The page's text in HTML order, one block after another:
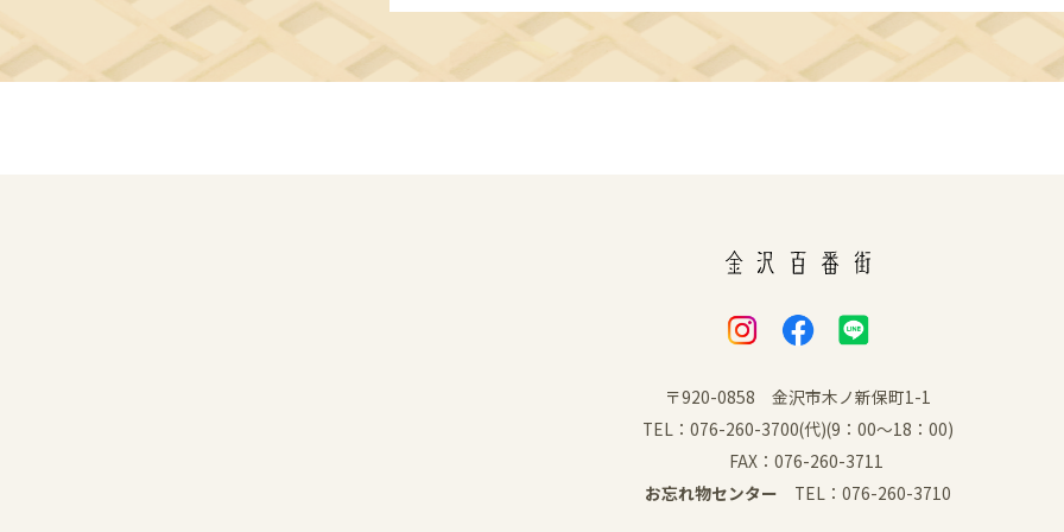
〒920-0858 金沢市木ノ新保町1-1
TEL：076-260-3700(代)(9：00～18：00)
FAX：076-260-3711
お忘れ物センター TEL：076-260-3710